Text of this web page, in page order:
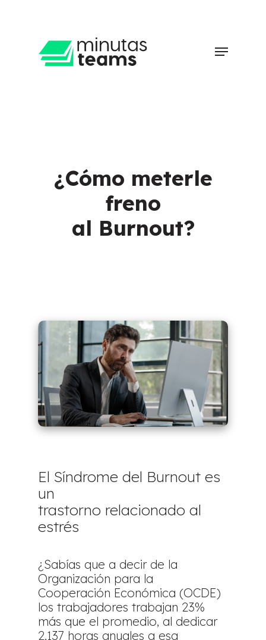
content
Menu
¿Cómo meterle
freno
al Burnout?
El Síndrome del Burnout es
un
trastorno relacionado al
estrés
¿Sabías que a decir de la
Organización para la
Cooperación Económica (OCDE)
los trabajadores trabajan 23%
más que el promedio, al dedicar
2,137 horas anuales a esa